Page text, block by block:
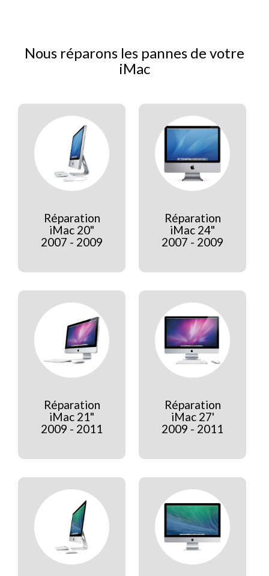
Nous réparons les pannes de votre
iMac
Réparation
iMac 20"
2007 - 2009
Réparation
iMac 24"
2007 - 2009
Réparation
iMac 21"
2009 - 2011
Réparation
iMac 27'
2009 - 2011